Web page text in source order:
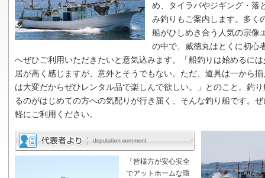
め、タイラバやジギング・落
み釣りもご案内します。多く
船がひしめき合う人気の宗像
の中で、
威徳丸はとくに初心
へぜひご利用いただきたいと意気込みます。「船釣りは始めるに
居が高く感じますが、意外とそうでもない。ただ、道具は一から
は大変だからぜひレンタル品で楽しんで欲しい。」とのこと。釣
るのがはじめての方への気配りが行き届く、そんな釣り船です。
軽にご利用ください。
「皆様方が安心安全
でアットホームな環